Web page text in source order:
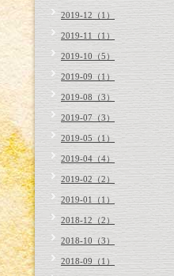
2019-12（1）
2019-11（1）
2019-10（5）
2019-09（1）
2019-08（3）
2019-07（3）
2019-05（1）
2019-04（4）
2019-02（2）
2019-01（1）
2018-12（2）
2018-10（3）
2018-09（1）